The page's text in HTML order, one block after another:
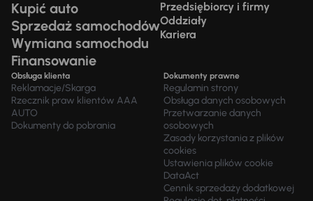
Kupić auto
Sprzedaż samochodów
Wymiana samochodu
Finansowanie
Przedsiębiorcy i firmy
Oddziały
Kariera
Obsługa klienta
Reklamacje/Skarga
Rzecznik praw klientów AAA
AUTO
Dokumenty do pobrania
Dokumenty prawne
Regulamin strony
Obsługa danych osobowych
Przetwarzanie danych
osobowych
Zasady korzystania z plików
cookies
Ustawienia plików cookie
DataAct
Cennik sprzedaży dodatkowej